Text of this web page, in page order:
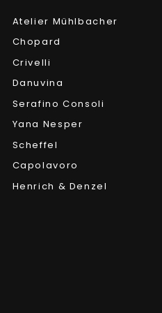
Atelier Mühlbacher
Chopard
Crivelli
Danuvina
Serafino Consoli
Yana Nesper
Scheffel
Capolavoro
Henrich & Denzel